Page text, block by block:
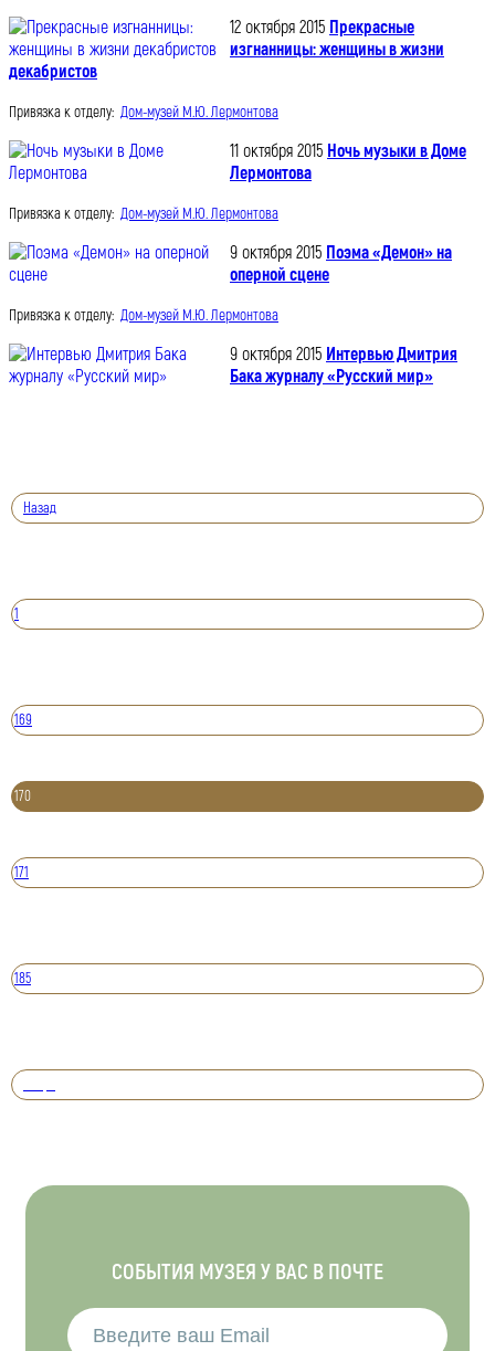
12 октября 2015 Прекрасные
изгнанницы: женщины в жизни
декабристов
Привязка к отделу: Дом-музей М.Ю. Лермонтова
11 октября 2015 Ночь музыки в Доме
Лермонтова
Привязка к отделу: Дом-музей М.Ю. Лермонтова
9 октября 2015 Поэма «Демон» на
оперной сцене
Привязка к отделу: Дом-музей М.Ю. Лермонтова
9 октября 2015 Интервью Дмитрия
Бака журналу «Русский мир»
Назад
1
169
170
171
185
СОБЫТИЯ МУЗЕЯ У ВАС В ПОЧТЕ